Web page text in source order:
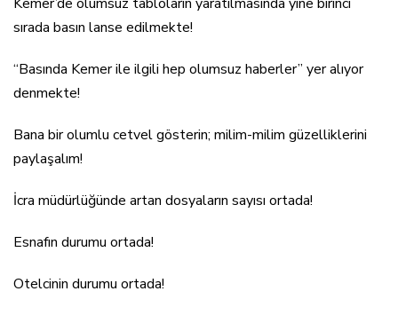
sırada basın lanse edilmekte!
“Basında Kemer ile ilgili hep olumsuz haberler” yer alıyor
denmekte!
Bana bir olumlu cetvel gösterin; milim-milim güzelliklerini
paylaşalım!
İcra müdürlüğünde artan dosyaların sayısı ortada!
Esnafın durumu ortada!
Otelcinin durumu ortada!